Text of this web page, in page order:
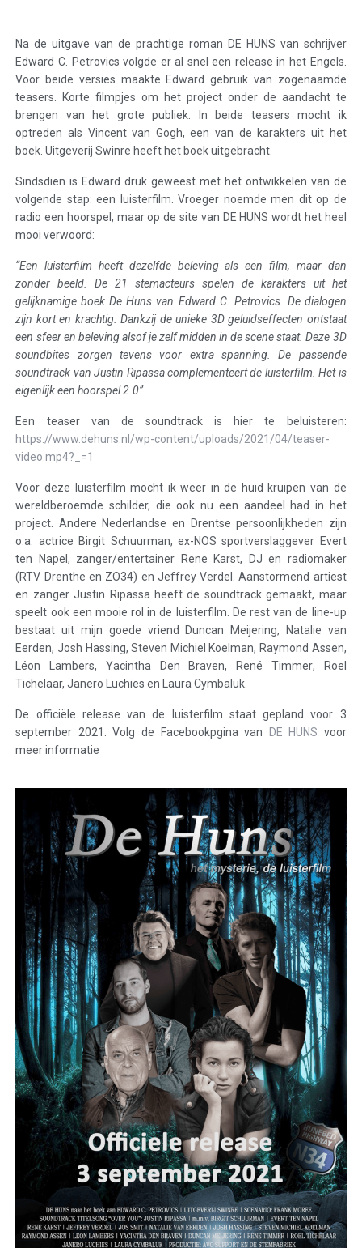
Na de uitgave van de prachtige roman DE HUNS van schrijver
Edward C. Petrovics volgde er al snel een release in het Engels.
Voor beide versies maakte Edward gebruik van zogenaamde
teasers. Korte filmpjes om het project onder de aandacht te
brengen van het grote publiek. In beide teasers mocht ik
optreden als Vincent van Gogh, een van de karakters uit het
boek. Uitgeverij Swinre heeft het boek uitgebracht.
Sindsdien is Edward druk geweest met het ontwikkelen van de
volgende stap: een luisterfilm. Vroeger noemde men dit op de
radio een hoorspel, maar op de site van DE HUNS wordt het heel
mooi verwoord:
“Een luisterfilm heeft dezelfde beleving als een film, maar dan
zonder beeld. De 21 stemacteurs spelen de karakters uit het
gelijknamige boek De Huns van Edward C. Petrovics. De dialogen
zijn kort en krachtig. Dankzij de unieke 3D geluidseffecten ontstaat
een sfeer en beleving alsof je zelf midden in de scene staat. Deze 3D
soundbites zorgen tevens voor extra spanning. De passende
soundtrack van Justin Ripassa complementeert de luisterfilm. Het is
eigenlijk een hoorspel 2.0”
Een teaser van de soundtrack is hier te beluisteren:
https://www.dehuns.nl/wp-content/uploads/2021/04/teaser-
video.mp4?_=1
Voor deze luisterfilm mocht ik weer in de huid kruipen van de
wereldberoemde schilder, die ook nu een aandeel had in het
project. Andere Nederlandse en Drentse persoonlijkheden zijn
o.a. actrice Birgit Schuurman, ex-NOS sportverslaggever Evert
ten Napel, zanger/entertainer Rene Karst, DJ en radiomaker
(RTV Drenthe en ZO34) en Jeffrey Verdel. Aanstormend artiest
en zanger Justin Ripassa heeft de soundtrack gemaakt, maar
speelt ook een mooie rol in de luisterfilm. De rest van de line-up
bestaat uit mijn goede vriend Duncan Meijering,
Natalie van
Eerden, Josh Hassing,Steven Michiel Koelman, Raymond Assen,
Léon Lambers, Yacintha Den Braven, René Timmer, Roel
Tichelaar, Janero Luchies en
Laura Cymbaluk.
De officiële release van de luisterfilm staat gepland voor 3
september 2021. Volg de Facebookpgina van
DE HUNS voor
meer informatie